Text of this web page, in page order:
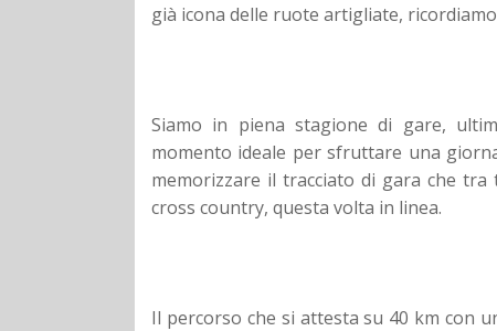
già icona delle ruote artigliate,
Siamo in piena stagione di gare,
momento ideale per sfruttare una
memorizzare il tracciato di gara che
cross country, questa volta in linea.
Il percorso che si attesta su 40 km con